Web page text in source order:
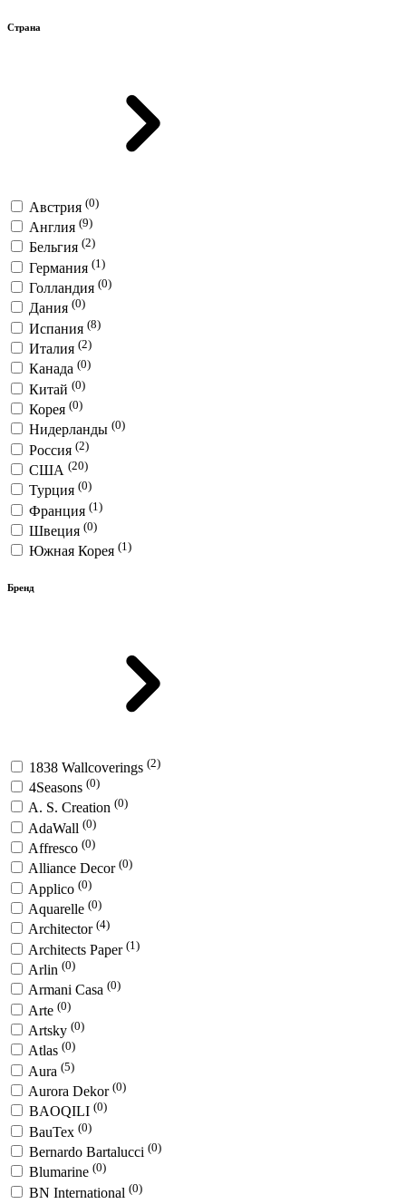
Страна
Австрия (0)
Англия (9)
Бельгия (2)
Германия (1)
Голландия (0)
Дания (0)
Испания (8)
Италия (2)
Канада (0)
Китай (0)
Корея (0)
Нидерланды (0)
Россия (2)
США (20)
Турция (0)
Франция (1)
Швеция (0)
Южная Корея (1)
Бренд
1838 Wallcoverings (2)
4Seasons (0)
A. S. Creation (0)
AdaWall (0)
Affresco (0)
Alliance Decor (0)
Applico (0)
Aquarelle (0)
Architector (4)
Architects Paper (1)
Arlin (0)
Armani Casa (0)
Arte (0)
Artsky (0)
Atlas (0)
Aura (5)
Aurora Dekor (0)
BAOQILI (0)
BauTex (0)
Bernardo Bartalucci (0)
Blumarine (0)
BN International (0)